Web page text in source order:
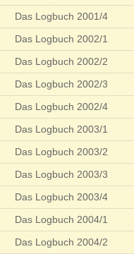
Das Logbuch 2001/4
Das Logbuch 2002/1
Das Logbuch 2002/2
Das Logbuch 2002/3
Das Logbuch 2002/4
Das Logbuch 2003/1
Das Logbuch 2003/2
Das Logbuch 2003/3
Das Logbuch 2003/4
Das Logbuch 2004/1
Das Logbuch 2004/2